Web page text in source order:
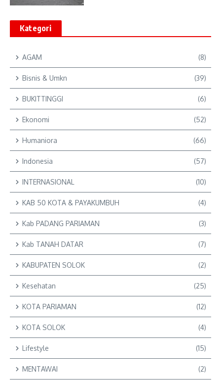
Kategori
AGAM (8)
Bisnis & Umkn (39)
BUKITTINGGI (6)
Ekonomi (52)
Humaniora (66)
Indonesia (57)
INTERNASIONAL (10)
KAB 50 KOTA & PAYAKUMBUH (4)
Kab PADANG PARIAMAN (3)
Kab TANAH DATAR (7)
KABUPATEN SOLOK (2)
Kesehatan (25)
KOTA PARIAMAN (12)
KOTA SOLOK (4)
Lifestyle (15)
MENTAWAI (2)